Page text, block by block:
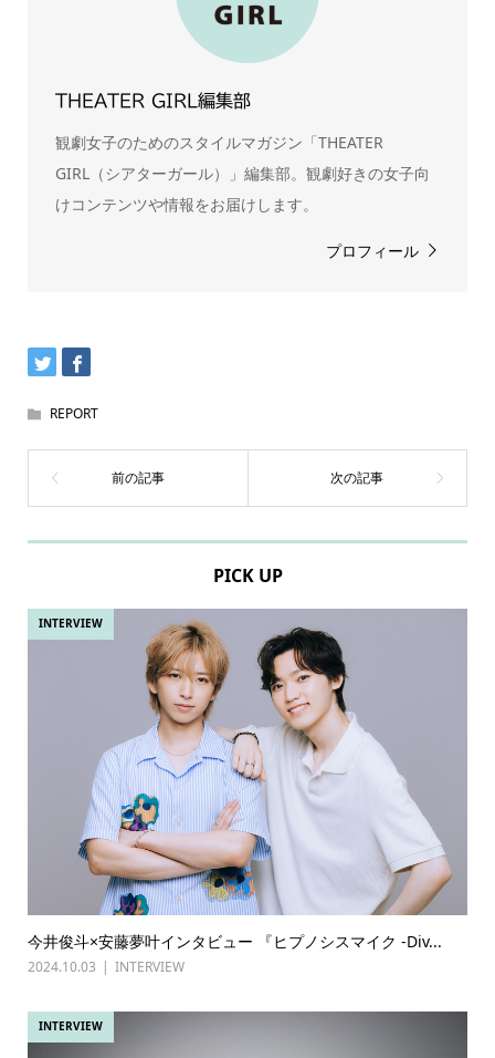
THEATER GIRL編集部
観劇女子のためのスタイルマガジン「THEATER
GIRL（シアターガール）」編集部。観劇好きの女子向
けコンテンツや情報をお届けします。
プロフィール
REPORT
PICK UP
INTERVIEW
今井俊斗×安藤夢叶インタビュー 『ヒプノシスマイク -Div...
2024.10.03 INTERVIEW
INTERVIEW